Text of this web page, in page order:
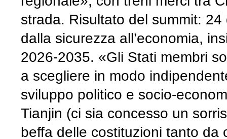
strada. Risultato del summit:
dalla sicurezza all’economia,
2026-2035. «Gli Stati membri
a scegliere in modo
sviluppo politico e socio-
Tianjin (ci sia concesso un
beffa delle costituzioni tanto da